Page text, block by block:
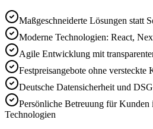
Maßgeschneiderte Lösungen statt
Moderne Technologien: React,
Agile Entwicklung mit
Festpreisangebote ohne versteckte
Deutsche Datensicherheit und
Persönliche Betreuung für Kunden
Technologien